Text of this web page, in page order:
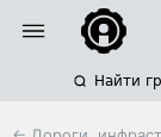
Найти